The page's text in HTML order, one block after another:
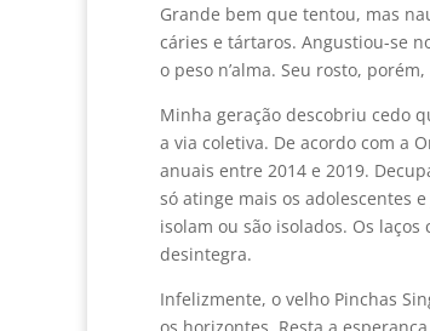
Grande bem que tentou, mas
cáries e tártaros. Angustiou-se
o peso n’alma. Seu rosto,
Minha geração descobriu cedo
a via coletiva. De acordo com a
anuais entre 2014 e 2019.
só atinge mais os adolescentes
isolam ou são isolados. Os
desintegra.
Infelizmente, o velho Pinchas